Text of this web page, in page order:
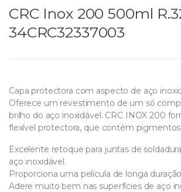
CRC Inox 200 500ml
34CRC32337003
Capa protectora com aspecto de aço
Oferece um revestimento de um só
brilho do aço inoxidável. CRC INOX 200
flexível protectora, que contém pigmentos
Excelente retoque para juntas de
aço inoxidável.
Proporciona uma película de longa
Adere muito bem nas superfícies de aço